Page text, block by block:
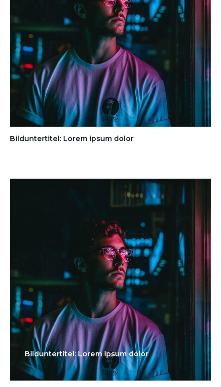
Bilduntertitel: Lorem ipsum dolor
Bilduntertitel: Lorem ipsum dolor